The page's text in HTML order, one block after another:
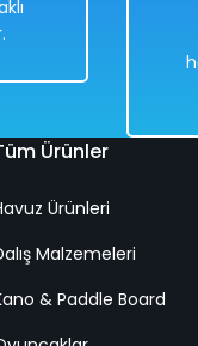
Kg Taşıma Kapasiteli
Ürünler
Ürünleri
Malzemeleri
& Paddle Board